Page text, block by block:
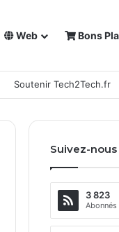
Web Bons
Soutenir Tech2Tech.fr
Suivez-nous
3 823
Abonnés